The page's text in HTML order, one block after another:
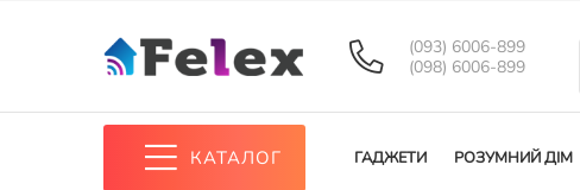
(093) 6006-899
(098) 6006-899
КАТАЛОГ ГАДЖЕТИ РОЗУМНИЙ ДІМ